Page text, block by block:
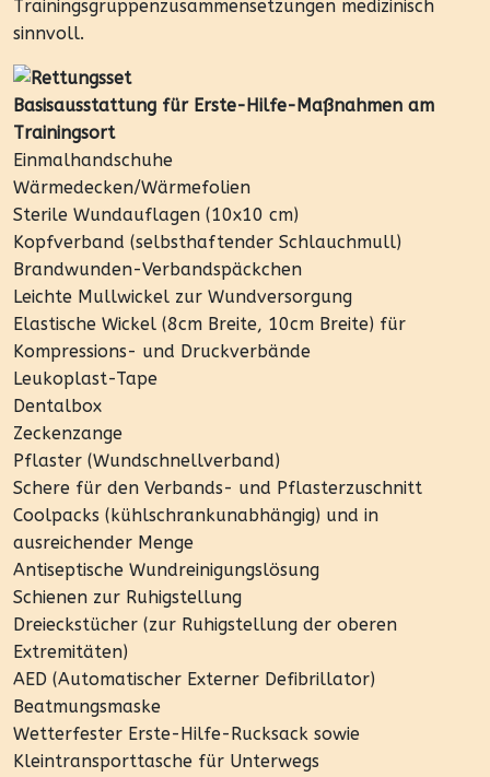
Trainingsgruppenzusammensetzungen medizinisch
sinnvoll.
Basisausstattung für Erste-Hilfe-Maßnahmen am
Trainingsort
Einmalhandschuhe
Wärmedecken/Wärmefolien
Sterile Wundauflagen (10x10 cm)
Kopfverband (selbsthaftender Schlauchmull)
Brandwunden-Verbandspäckchen
Leichte Mullwickel zur Wundversorgung
Elastische Wickel (8cm Breite, 10cm Breite) für
Kompressions- und Druckverbände
Leukoplast-Tape
Dentalbox
Zeckenzange
Pflaster (Wundschnellverband)
Schere für den Verbands- und Pflasterzuschnitt
Coolpacks (kühlschrankunabhängig) und in
ausreichender Menge
Antiseptische Wundreinigungslösung
Schienen zur Ruhigstellung
Dreieckstücher (zur Ruhigstellung der oberen
Extremitäten)
AED (Automatischer Externer Defibrillator)
Beatmungsmaske
Wetterfester Erste-Hilfe-Rucksack sowie
Kleintransporttasche für Unterwegs